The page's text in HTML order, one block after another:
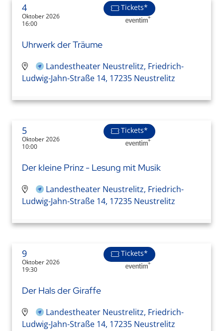
4
Oktober 2026
16:00
Tickets*
Uhrwerk der Träume
Landestheater Neustrelitz, Friedrich-
Ludwig-Jahn-Straße 14, 17235 Neustrelitz
5
Oktober 2026
10:00
Tickets*
Der kleine Prinz - Lesung mit Musik
Landestheater Neustrelitz, Friedrich-
Ludwig-Jahn-Straße 14, 17235 Neustrelitz
9
Oktober 2026
19:30
Tickets*
Der Hals der Giraffe
Landestheater Neustrelitz, Friedrich-
Ludwig-Jahn-Straße 14, 17235 Neustrelitz